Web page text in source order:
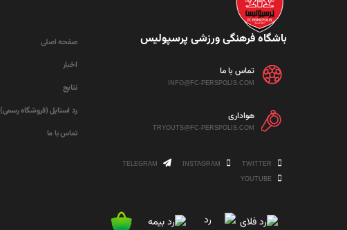
باشگاه فرهنگی ورزشی پرسپولیس
تماس با ما
INFO@FC-PERSPOLIS.COM
هواداری
TRYOUTS@FC-PERSPOLIS.COM
صفحه اصلی
اخبار
نتایج
رد استایل (فروشگاه رسمی)
تماس با ما